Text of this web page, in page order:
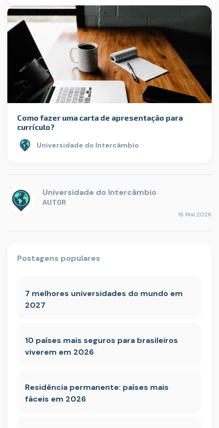
Como fazer uma carta de apresentação para
currículo?
Universidade do Intercâmbio
Universidade do Intercâmbio
AUTOR
18 Mai 2026
Postagens populares
7 melhores universidades do mundo em
2027
10 países mais seguros para brasileiros
viverem em 2026
Residência permanente: países mais
fáceis em 2026